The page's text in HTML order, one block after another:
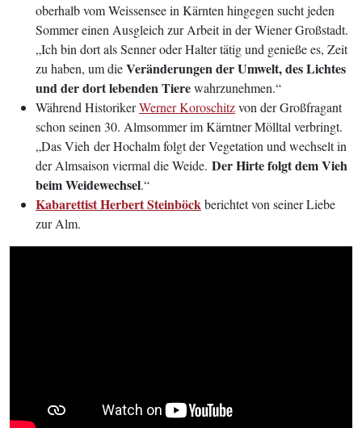
oberhalb vom Weissensee in Kärnten hingegen sucht jeden
Sommer einen Ausgleich zur Arbeit in der Wiener Großstadt.
„Ich bin dort als Senner oder Halter tätig und genieße es, Zeit
zu haben, um dieVeränderungen der Umwelt, des Lichtes
und der dort lebenden Tierewahrzunehmen.“
Während HistorikerWerner Koroschitzvon der Großfragant
schon seinen 30. Almsommer im Kärntner Mölltal verbringt.
„Das Vieh der Hochalm folgt der Vegetation und wechselt in
der Almsaison viermal die Weide. Der Hirte folgt dem Vieh
beim Weidewechsel.“
Kabarettist Herbert Steinböckberichtet von seiner Liebe
zur Alm.